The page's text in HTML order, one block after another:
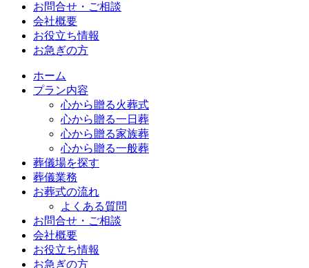
お問合せ・ご相談
会社概要
お役立ち情報
お急ぎの方
ホーム
プラン内容
心から贈る火葬式
心から贈る一日葬
心から贈る家族葬
心から贈る一般葬
葬儀場を探す
葬儀業務
お葬式の流れ
よくある質問
お問合せ・ご相談
会社概要
お役立ち情報
お急ぎの方